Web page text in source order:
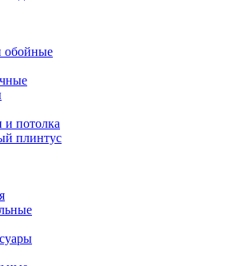
обойные
и потолка
плинтус